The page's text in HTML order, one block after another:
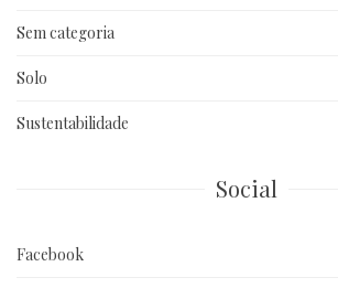
Sem categoria
Solo
Sustentabilidade
Social
Facebook